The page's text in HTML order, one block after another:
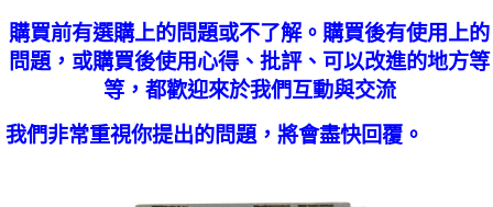
購買前有選購上的問題或不了解。購買後有使用上的
問題，或購買後使用心得、批評、可以改進的地方等
等，都歡迎來於我們互動與交流
我們非常重視你提出的問題，將會盡快回覆。